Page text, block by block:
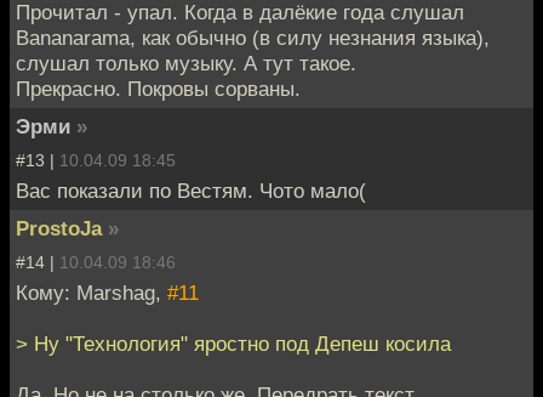
Прочитал - упал. Когда в далёкие года слушал
Bananarama, как обычно (в силу незнания языка),
слушал только музыку. А тут такое.
Прекрасно. Покровы сорваны.
Эрми »
#13 | 10.04.09 18:45
Вас показали по Вестям. Чото мало(
ProstoJa »
#14 | 10.04.09 18:46
Кому: Marshag, #11
> Ну "Технология" яростно под Депеш косила